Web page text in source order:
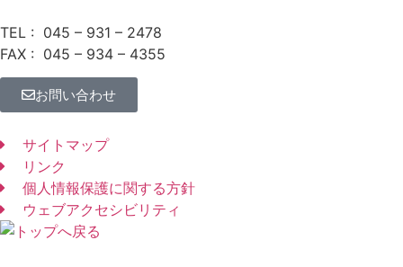
TEL : 045 – 931 – 2478
FAX : 045 – 934 – 4355
お問い合わせ
サイトマップ
リンク
個人情報保護に関する方針
ウェブアクセシビリティ